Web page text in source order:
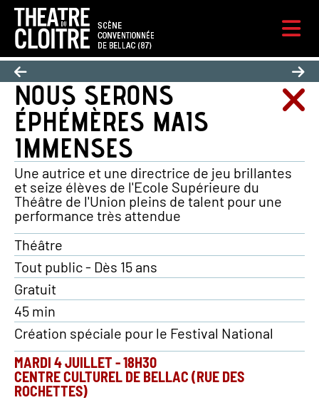
NOUS SERONS
ÉPHÉMÈRES MAIS
IMMENSES
Une autrice et une directrice de jeu brillantes
et seize élèves de l'Ecole Supérieure du
Théâtre de l'Union pleins de talent pour une
performance très attendue
MARDI 4 JUILLET -18H30
CENTRE CULTUREL DE BELLAC (RUE DES
ROCHETTES)
Théâtre
Tout public - Dès 15 ans
Gratuit
45 min
Création spéciale pour le Festival National